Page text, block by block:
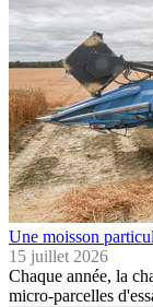
Une moisson
15 juillet 2026
Chaque année, la
micro-parcelles